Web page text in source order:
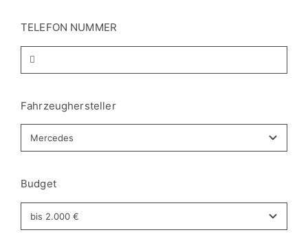
Fahrzeughersteller
Budget
IHRE NACHRICHT